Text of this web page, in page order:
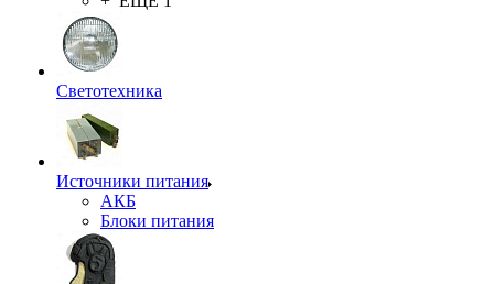
Светотехника
Источники питания
АКБ
Блоки питания